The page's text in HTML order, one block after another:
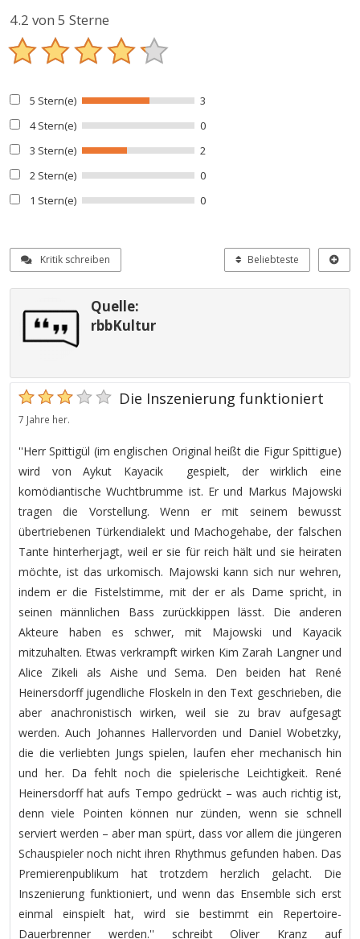
4.2 von 5 Sterne
5 Stern(e)
3
4 Stern(e)
0
3 Stern(e)
2
2 Stern(e)
0
1 Stern(e)
0
Kritik schreiben Beliebteste
Quelle:
rbbKultur
Die Inszenierung funktioniert
7 Jahre her.
''Herr Spittigül (im englischen Original heißt die Figur Spittigue)
wird von Aykut Kayacik gespielt, der wirklich eine
komödiantische Wuchtbrumme ist. Er und Markus Majowski
tragen die Vorstellung. Wenn er mit seinem bewusst
übertriebenen Türkendialekt und Machogehabe, der falschen
Tante hinterherjagt, weil er sie für reich hält und sie heiraten
möchte, ist das urkomisch. Majowski kann sich nur wehren,
indem er die Fistelstimme, mit der er als Dame spricht, in
seinen männlichen Bass zurückkippen lässt. Die anderen
Akteure haben es schwer, mit Majowski und Kayacik
mitzuhalten. Etwas verkrampft wirken Kim Zarah Langner und
Alice Zikeli als Aishe und Sema. Den beiden hat René
Heinersdorff jugendliche Floskeln in den Text geschrieben, die
aber anachronistisch wirken, weil sie zu brav aufgesagt
werden. Auch Johannes Hallervorden und Daniel Wobetzky,
die die verliebten Jungs spielen, laufen eher mechanisch hin
und her. Da fehlt noch die spielerische Leichtigkeit. René
Heinersdorff hat aufs Tempo gedrückt – was auch richtig ist,
denn viele Pointen können nur zünden, wenn sie schnell
serviert werden – aber man spürt, dass vor allem die jüngeren
Schauspieler noch nicht ihren Rhythmus gefunden haben. Das
Premierenpublikum hat trotzdem herzlich gelacht. Die
Inszenierung funktioniert, und wenn das Ensemble sich erst
einmal einspielt hat, wird sie bestimmt ein Repertoire-
Dauerbrenner werden.'' schreibt Oliver Kranz auf